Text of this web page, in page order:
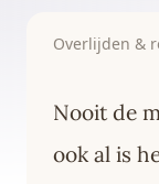
Overlijden &
Nooit de
ook al is